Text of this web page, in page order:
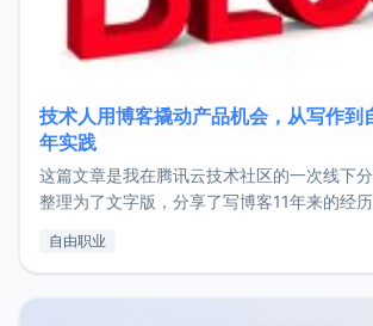
技术人用博客撬动产品机会，从写作到
年实践
这篇文章是我在腾讯云技术社区的一次线下
整理为了文字版，分享了写博客11年来的经
了我的首个产品ImgURL的真实数据和产品现
自由职业